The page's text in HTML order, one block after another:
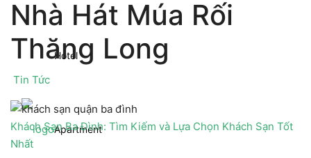
Hotel
Apartment
Nhà Hát Múa Rối
Thăng Long
Tin Tức
Khách Sạn Ba Đình: Tìm Kiếm và Lựa Chọn Khách Sạn Tốt
Nhất